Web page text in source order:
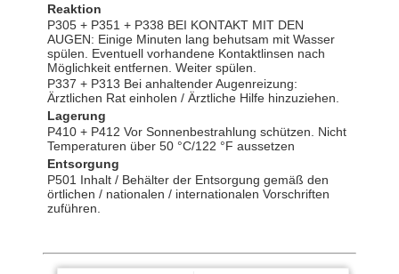
Reaktion
P305 + P351 + P338 BEI KONTAKT MIT DEN
AUGEN: Einige Minuten lang behutsam mit Wasser
spülen. Eventuell vorhandene Kontaktlinsen nach
Möglichkeit entfernen. Weiter spülen.
P337 + P313 Bei anhaltender Augenreizung:
Ärztlichen Rat einholen / Ärztliche Hilfe hinzuziehen.
Lagerung
P410 + P412 Vor Sonnenbestrahlung schützen. Nicht
Temperaturen über 50 °C/122 °F aussetzen
Entsorgung
P501 Inhalt / Behälter der Entsorgung gemäß den
örtlichen / nationalen / internationalen Vorschriften
zuführen.
R.S schrieb am 12.02.2024
Gutes Produkt, schnell
Leonid P. schrieb am
04.01.2023